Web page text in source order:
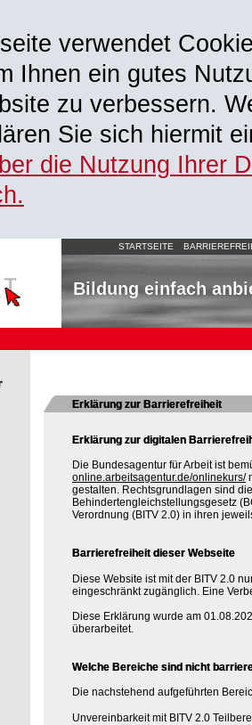
verwendet
Ihnen ein gutes
zu verbessern.
Sie sich hiermit
die Nutzung Ihrer
STARTSEITE
Bildung einfach
Erklärung zur Barrierefreiheit
Erklärung zur digitalen
Die Bundesagentur für Arbeit ist
online.arbeitsagentur.de/onlinekurs/
gestalten. Rechtsgrundlagen sind
Behindertengleichstellungsgesetz
Verordnung (BITV 2.0) in ihren
Barrierefreiheit dieser Webseite
Diese Website ist mit der BITV 2.0
eingeschränkt zugänglich. Eine
Diese Erklärung wurde am
überarbeitet.
Welche Bereiche sind nicht
Die nachstehend aufgeführten
Unvereinbarkeit mit BITV 2.0